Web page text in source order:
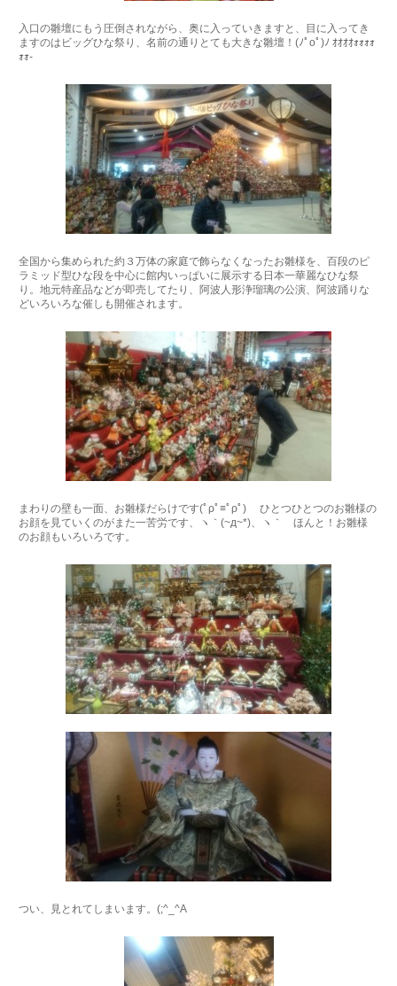
入口の雛壇にもう圧倒されながら、奥に入っていきますと、目に入ってき
ますのはビッグひな祭り、名前の通りとても大きな雛壇！(ﾉﾟοﾟ)ﾉ ｵｵｵｵｫｫｫｫ
ｫｫ-
全国から集められた約３万体の家庭で飾らなくなったお雛様を、百段のピ
ラミッド型ひな段を中心に館内いっぱいに展示する日本一華麗なひな祭
り。地元特産品などが即売してたり、阿波人形浄瑠璃の公演、阿波踊りな
どいろいろな催しも開催されます。
まわりの壁も一面、お雛様だらけです(ﾟρﾟ≡ﾟρﾟ) ひとつひとつのお雛様の
お顔を見ていくのがまた一苦労です、ヽ｀(~д~*)、ヽ｀ ほんと！お雛様
のお顔もいろいろです。
つい、見とれてしまいます。(;^_^A